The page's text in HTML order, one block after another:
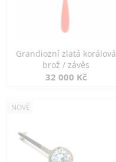
Grandiozní zlatá korálová
brož / závěs
32 000 Kč
NOVÉ